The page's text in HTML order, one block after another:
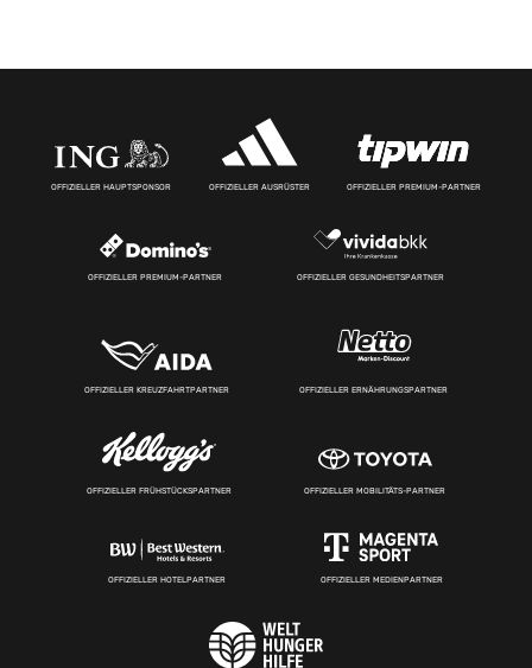
OFFIZIELLER HAUPTSPONSOR OFFIZIELLER AUSRÜSTER OFFIZIELLER PREMIUM-PARTNER
OFFIZIELLER PREMIUM-PARTNER OFFIZIELLER GESUNDHEITSPARTNER
OFFIZIELLER KREUZFAHRTPARTNER OFFIZIELLER ERNÄHRUNGSPARTNER
OFFIZIELLER FRÜHSTÜCKSPARTNER OFFIZIELLER MOBILITÄTS-PARTNER
OFFIZIELLER HOTELPARTNER OFFIZIELLER MEDIENPARTNER